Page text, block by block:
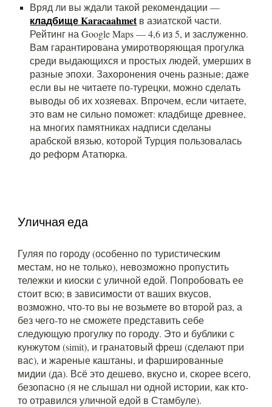
Вряд ли вы ждали такой рекомендации —
кладбище Karacaahmet в азиатской части.
Рейтинг на Google Maps — 4,6 из 5, и заслуженно.
Вам гарантирована умиротворяющая прогулка
среди выдающихся и простых людей, умерших в
разные эпохи. Захоронения очень разные; даже
если вы не читаете по-турецки, можно сделать
выводы об их хозяевах. Впрочем, если читаете,
это вам не сильно поможет: кладбище древнее,
на многих памятниках надписи сделаны
арабской вязью, которой Турция пользовалась
до реформ Ататюрка.
Уличная еда
Гуляя по городу (особенно по туристическим
местам, но не только), невозможно пропустить
тележки и киоски с уличной едой. Попробовать ее
стоит всю; в зависимости от ваших вкусов,
возможно, что-то вы не возьмете во второй раз, а
без чего-то не сможете представить себе
следующую прогулку по городу. Это и бублики с
кунжутом (simit), и гранатовый фреш (сделают при
вас), и жареные каштаны, и фаршированные
мидии (да). Всё это дешево, вкусно и, скорее всего,
безопасно (я не слышал ни одной истории, как кто-
то отравился уличной едой в Стамбуле).